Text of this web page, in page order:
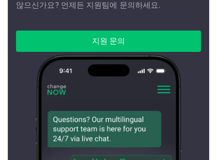
않으신가요? 언제든 지원팀에 문의하세요.
지원 문의